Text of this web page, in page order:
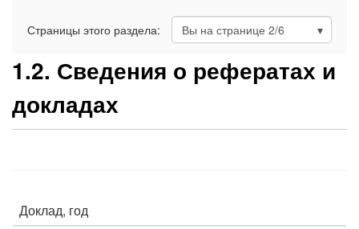
Страницы этого раздела: Вы на странице 2/6
1.2. Сведения о рефератах и
докладах
Доклад, год